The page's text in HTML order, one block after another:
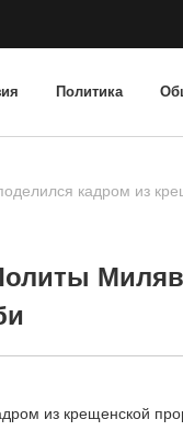
Политика
кадром из